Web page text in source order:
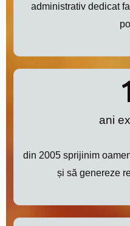
administrativ dedicat
ani
din 2005 sprijinim
și să genereze